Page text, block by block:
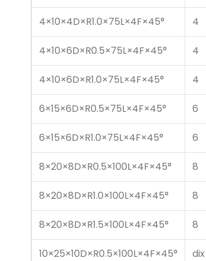
4×10×4D×R1.0×75L×4F×45° 4
4×10×6D×R0.5×75L×4F×45° 4
4×10×6D×R1.0×75L×4F×45° 4
6×15×6D×R0.5×75L×4F×45° 6
6×15×6D×R1.0×75L×4F×45° 6
8×20×8D×R0.5×100L×4F×45° 8
8×20×8D×R1.0×100L×4F×45° 8
8×20×8D×R1.5×100L×4F×45° 8
10×25×10D×R0.5×100L×4F×45° dix